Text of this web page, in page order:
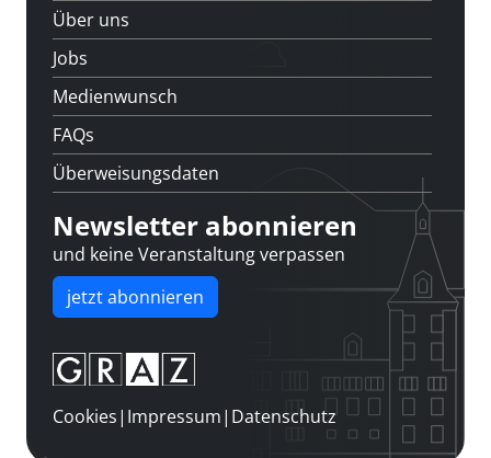
Über uns
Jobs
Medienwunsch
FAQs
Überweisungsdaten
Newsletter abonnieren
und keine Veranstaltung verpassen
jetzt abonnieren
Cookies| Impressum| Datenschutz